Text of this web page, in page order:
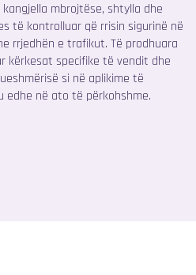
mbrojtëse, shtylla dhe
të kontrolluar që rrisin sigurinë në
rrjedhën e trafikut. Të prodhuara
kërkesat specifike të vendit dhe
si në aplikime të
edhe në ato të përkohshme.